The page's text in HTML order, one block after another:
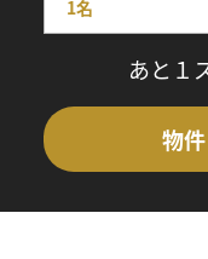
あと１
物